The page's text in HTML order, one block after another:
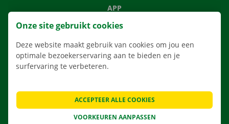
APP
VERHUISOPLOSSINGEN
CONTACTEER ONS
NIEUWS
CADEAUBON
Onze site gebruikt cookies
Deze website maakt gebruik van cookies om jou een
optimale bezoekerservaring aan te bieden en je
surfervaring te verbeteren.
VOORKEUREN AANPASSEN
ACCEPTEER ALLE COOKIES